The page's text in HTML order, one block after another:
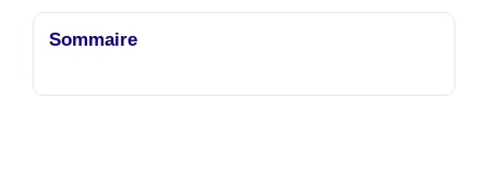
Sommaire